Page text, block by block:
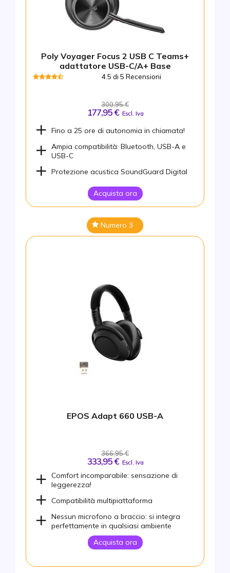
Poly Voyager Focus 2 USB C Teams+
adattatore USB-C/A+ Base
4.5 di 5 Recensioni
300,95 €
177,95 € Escl. Iva
Fino a 25 ore di autonomia in chiamata!
Ampia compatibilità: Bluetooth, USB-A e
USB-C
Protezione acustica SoundGuard Digital
Acquista ora
Numero 3
EPOS Adapt 660 USB-A
366,95 €
333,95 € Escl. Iva
Comfort incomparabile: sensazione di
leggerezza!
Compatibilità multipiattaforma
Nessun microfono a braccio: si integra
perfettamente in qualsiasi ambiente
Acquista ora